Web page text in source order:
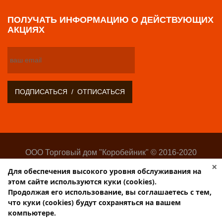
ПОЛУЧАТЬ ИНФОРМАЦИЮ О ДЕЙСТВУЮЩИХ
АКЦИЯХ
ООО Торговый дом "Коробейник" © 2016-2020
изделий
Разработка:Web-студия Websilon
Поддержка сайта —ООО «Центр-Интернет»
×
Для обеспечения высокого уровня обслуживания на
этом сайте используются куки (cookies).
Продолжая его использование, вы соглашаетесь с тем,
что куки (cookies) будут сохраняться на вашем
компьютере.